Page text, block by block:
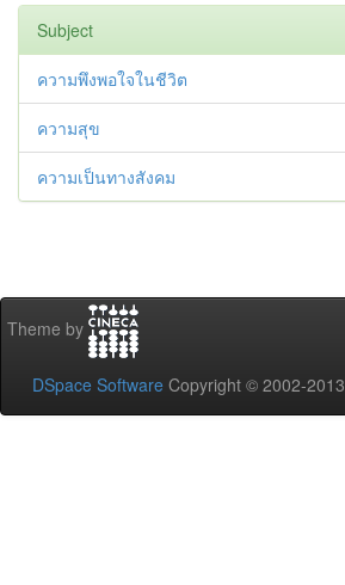
Subject
ความพึงพอใจในชีวิต
ความสุข
ความเป็นทางสังคม
Theme by
DSpace Software Copyright © 2002-2013